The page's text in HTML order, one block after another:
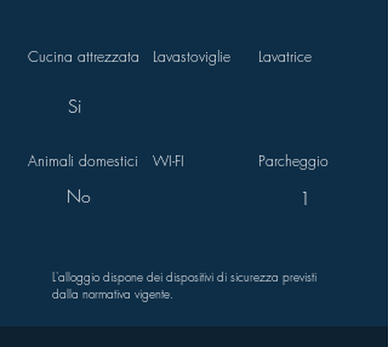
Cucina attrezzata Lavastoviglie Lavatrice
Si
Animali domestici WI-FI
No
Parcheggio
1
L'alloggio dispone dei dispositivi di sicurezza previsti
dalla normativa vigente.